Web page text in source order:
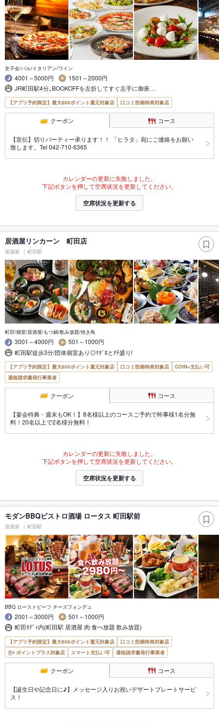
女子会/バル/イタリアン/ワイン
4001～5000円
1501～2000円
JR町田駅4分｡BOOKOFFを左折してすぐ左手に御座…
【アプリ予約限定】最大800ポイント還元対象店 口コミ投稿特典対象店
クーポン コース
【宣伝】切りパーティー承ります！！ 「ヒラタ」宛にご連絡をお願い
致します。Tel 042-710-6365
カレンダーの更新に失敗しました。
下記ボタンを押して空席状況を更新してください。
空席状況を更新する
居酒屋リンカーン 町田店
居酒屋 町田駅
町田/個室/居酒屋/もつ鍋/飲み放題/焼き鳥
3001～4000円
501～1000円
町田駅徒歩3分/団体個室あり◎ﾏｸﾞﾛとｱﾃ盛り!
【アプリ予約限定】最大800ポイント還元対象店 口コミ投稿特典対象店
COIN+支払い可
適格請求書発行事業者
クーポン コース
【宴会特典・週末もOK！】8名様以上のコースご予約で幹事様1名分無
料！20名以上で2名様分無料！
カレンダーの更新に失敗しました。
下記ボタンを押して空席状況を更新してください。
空席状況を更新する
モダンBBQビストロ酒場 ロータス 町田駅前
居酒屋 町田駅
BBQ ローストビーフ チーズフォンデュ
2001～3000円
501～1000円
町田ﾓﾃﾞｨ内(町田駅 居酒屋 肉 食べ放題 飲み放題)
【アプリ予約限定】最大800ポイント還元対象店
口コミ投稿特典対象店
ポイントプラス対象店
スマート支払い可 適格請求書発行事業者
クーポン コース
【誕生日や記念日に♪】メッセージ入りお祝いデザートプレートサービ
ス！